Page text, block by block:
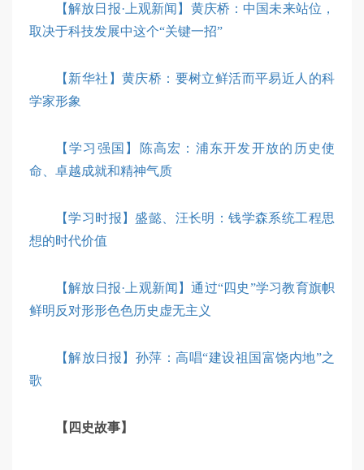
【解放日报·上观新闻】黄庆桥：中国未来站位，
取决于科技发展中这个“关键一招”
【新华社】黄庆桥：要树立鲜活而平易近人的科
学家形象
【学习强国】陈高宏：浦东开发开放的历史使
命、卓越成就和精神气质
【学习时报】盛懿、汪长明：钱学森系统工程思
想的时代价值
【解放日报·上观新闻】通过“四史”学习教育旗帜
鲜明反对形形色色历史虚无主义
【解放日报】孙萍：高唱“建设祖国富饶内地”之
歌
【四史故事】